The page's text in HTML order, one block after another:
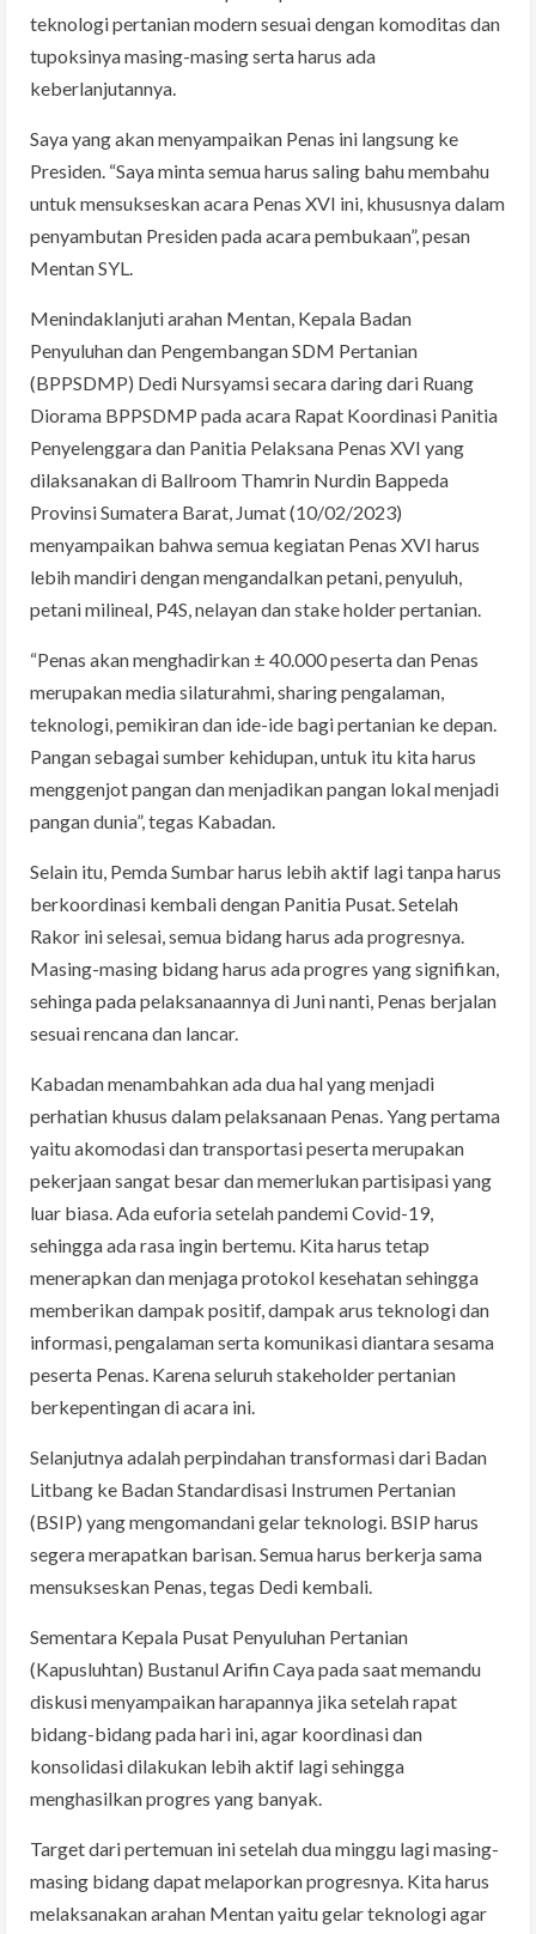
teknologi pertanian modern sesuai dengan komoditas dan
tupoksinya masing-masing serta harus ada
keberlanjutannya.
Saya yang akan menyampaikan Penas ini langsung ke
Presiden. “Saya minta semua harus saling bahu membahu
untuk mensukseskan acara Penas XVI ini, khususnya dalam
penyambutan Presiden pada acara pembukaan”, pesan
Mentan SYL.
Menindaklanjuti arahan Mentan, Kepala Badan
Penyuluhan dan Pengembangan SDM Pertanian
(BPPSDMP) Dedi Nursyamsi secara daring dari Ruang
Diorama BPPSDMP pada acara Rapat Koordinasi Panitia
Penyelenggara dan Panitia Pelaksana Penas XVI yang
dilaksanakan di Ballroom Thamrin Nurdin Bappeda
Provinsi Sumatera Barat, Jumat (10/02/2023)
menyampaikan bahwa semua kegiatan Penas XVI harus
lebih mandiri dengan mengandalkan petani, penyuluh,
petani milineal, P4S, nelayan dan stake holder pertanian.
“Penas akan menghadirkan ± 40.000 peserta dan Penas
merupakan media silaturahmi, sharing pengalaman,
teknologi, pemikiran dan ide-ide bagi pertanian ke depan.
Pangan sebagai sumber kehidupan, untuk itu kita harus
menggenjot pangan dan menjadikan pangan lokal menjadi
pangan dunia”, tegas Kabadan.
Selain itu, Pemda Sumbar harus lebih aktif lagi tanpa harus
berkoordinasi kembali dengan Panitia Pusat. Setelah
Rakor ini selesai, semua bidang harus ada progresnya.
Masing-masing bidang harus ada progres yang signifikan,
sehinga pada pelaksanaannya di Juni nanti, Penas berjalan
sesuai rencana dan lancar.
Kabadan menambahkan ada dua hal yang menjadi
perhatian khusus dalam pelaksanaan Penas. Yang pertama
yaitu akomodasi dan transportasi peserta merupakan
pekerjaan sangat besar dan memerlukan partisipasi yang
luar biasa. Ada euforia setelah pandemi Covid-19,
sehingga ada rasa ingin bertemu. Kita harus tetap
menerapkan dan menjaga protokol kesehatan sehingga
memberikan dampak positif, dampak arus teknologi dan
informasi, pengalaman serta komunikasi diantara sesama
peserta Penas. Karena seluruh stakeholder pertanian
berkepentingan di acara ini.
Selanjutnya adalah perpindahan transformasi dari Badan
Litbang ke Badan Standardisasi Instrumen Pertanian
(BSIP) yang mengomandani gelar teknologi. BSIP harus
segera merapatkan barisan. Semua harus berkerja sama
mensukseskan Penas, tegas Dedi kembali.
Sementara Kepala Pusat Penyuluhan Pertanian
(Kapusluhtan) Bustanul Arifin Caya pada saat memandu
diskusi menyampaikan harapannya jika setelah rapat
bidang-bidang pada hari ini, agar koordinasi dan
konsolidasi dilakukan lebih aktif lagi sehingga
menghasilkan progres yang banyak.
Target dari pertemuan ini setelah dua minggu lagi masing-
masing bidang dapat melaporkan progresnya. Kita harus
melaksanakan arahan Mentan yaitu gelar teknologi agar